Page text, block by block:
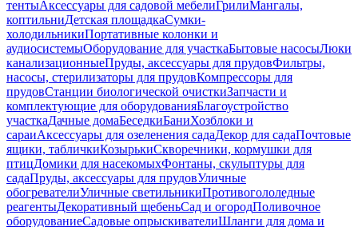
тентыАксессуары для садовой мебелиГрилиМангалы,
коптильниДетская площадкаСумки-
холодильникиПортативные колонки и
аудиосистемыОборудование для участкаБытовые насосыЛюки
канализационныеПруды, аксессуары для прудовФильтры,
насосы, стерилизаторы для прудовКомпрессоры для
прудовСтанции биологической очисткиЗапчасти и
комплектующие для оборудованияБлагоустройство
участкаДачные домаБеседкиБаниХозблоки и
сараиАксессуары для озеленения садаДекор для садаПочтовые
ящики, табличкиКозырькиСкворечники, кормушки для
птицДомики для насекомыхФонтаны, скульптуры для
садаПруды, аксессуары для прудовУличные
обогревателиУличные светильникиПротивогололедные
реагентыДекоративный щебеньСад и огородПоливочное
оборудованиеСадовые опрыскивателиШланги для дома и